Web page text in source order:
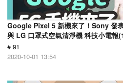
Google Pixel 5 新機來了！Sony 發
與 LG 口罩式空氣清淨機 科技小電報
# 91
2020-10-01 13:54